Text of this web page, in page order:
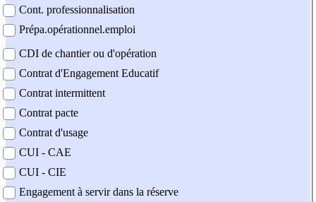
Cont. professionnalisation
Prépa.opérationnel.emploi
CDI de chantier ou d'opération
Contrat d'Engagement Educatif
Contrat intermittent
Contrat pacte
Contrat d'usage
CUI - CAE
CUI - CIE
Engagement à servir dans la réserve